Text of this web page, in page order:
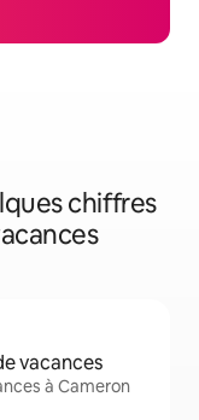
chiffres
vacances
à Cameron